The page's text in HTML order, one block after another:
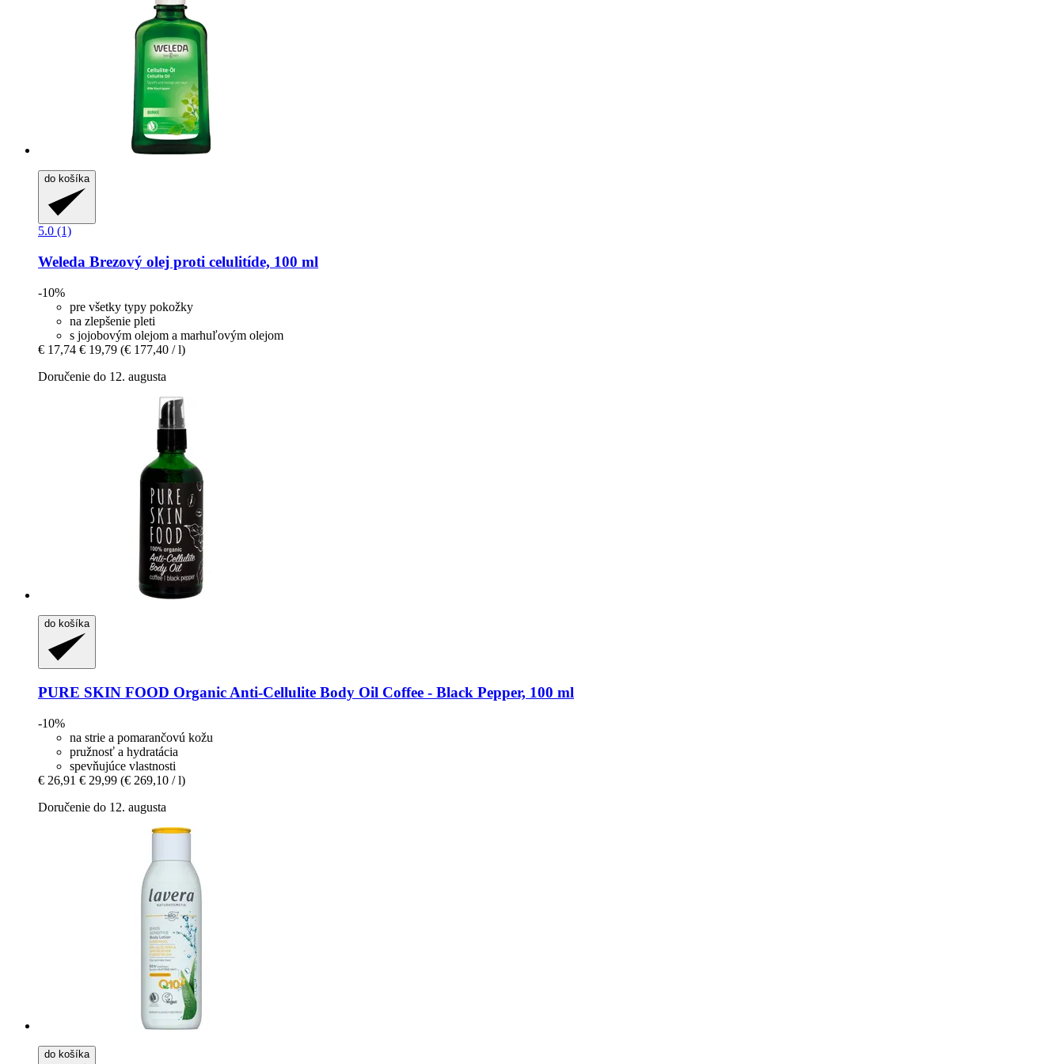
do košíka
5.0 (1)
Weleda Brezový olej proti celulitíde, 100 ml
-10%
pre všetky typy pokožky
na zlepšenie pleti
s jojobovým olejom a marhuľovým olejom
€ 17,74 € 19,79 (€ 177,40 / l)
Doručenie do 12. augusta
do košíka
PURE SKIN FOOD Organic Anti-​Cellulite Body Oil Coffee -​ Black Pepper, 100 ml
-10%
na strie a pomarančovú kožu
pružnosť a hydratácia
spevňujúce vlastnosti
€ 26,91 € 29,99 (€ 269,10 / l)
Doručenie do 12. augusta
do košíka